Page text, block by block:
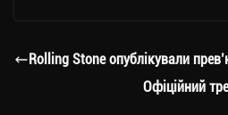
a
er ok Li
nk
Rolling Stone опублікували
Офіційний